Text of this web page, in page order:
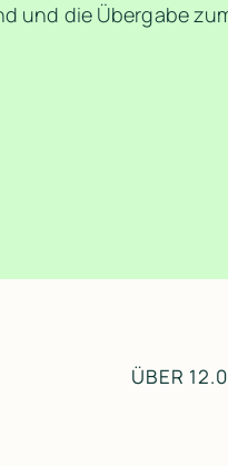
und die Übergabe
ÜBER